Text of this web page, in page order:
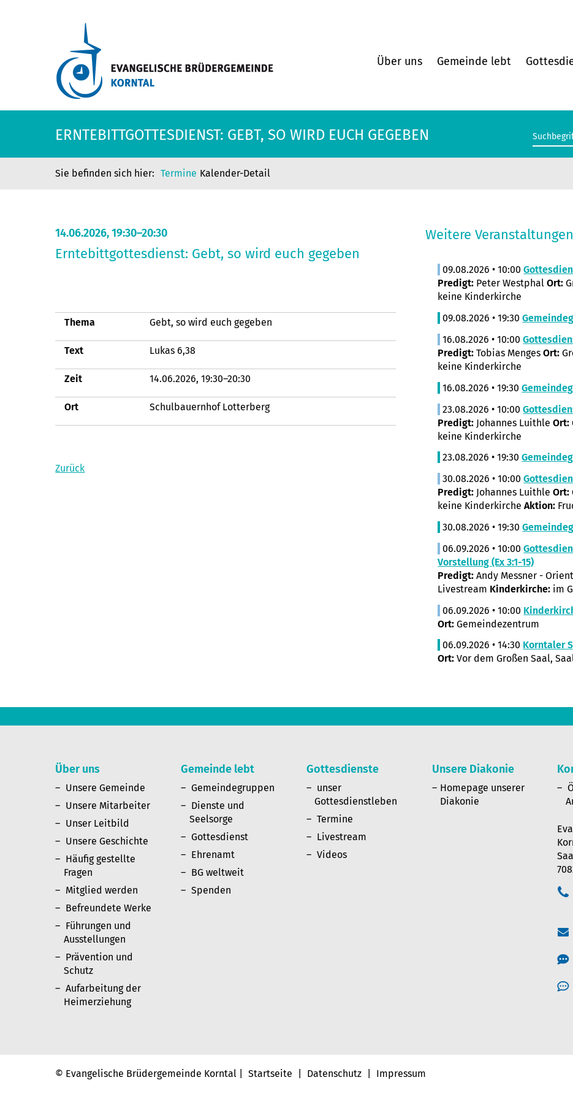
Über uns Gemeinde lebt
ERNTEBITTGOTTESDIENST: GEBT, SO WIRD EUCH GEGEBEN
Termine Kalender-Detail
14.06.2026, 19:30–20:30
Erntebittgottesdienst: Gebt, so wird euch gegeben
Thema Gebt, so wird euch gegeben
Text Lukas 6,38
Zeit 14.06.2026, 19:30–20:30
Ort Schulbauernhof Lotterberg
Zurück
Weitere Veranstaltungen
09.08.2026 • 10:00
Predigt: Peter WestphalOrt:
keine Kinderkirche
09.08.2026 • 19:30
16.08.2026 • 10:00
Predigt: Tobias MengesOrt:
keine Kinderkirche
16.08.2026 • 19:30
23.08.2026 • 10:00
Predigt: Johannes LuithleOrt:
keine Kinderkirche
23.08.2026 • 19:30
30.08.2026 • 10:00
Predigt: Johannes LuithleOrt:
keine KinderkircheAktion:
30.08.2026 • 19:30
06.09.2026 • 10:00
Vorstellung (Ex 3:1-15)
Predigt: Andy Messner -
Livestream Kinderkirche: im
06.09.2026 • 10:00
Ort:Gemeindezentrum
06.09.2026 • 14:30 Korntaler
Ort:Vor dem Großen Saal,
Über uns
Unsere Gemeinde
Unsere Mitarbeiter
Unser Leitbild
Unsere Geschichte
Häufig gestellte
Fragen
Mitglied werden
Befreundete Werke
Führungen und
Ausstellungen
Prävention und
Schutz
Aufarbeitung der
Heimerziehung
Gemeinde lebt
Gemeindegruppen
Dienste und
Seelsorge
Gottesdienst
Ehrenamt
BG weltweit
Spenden
Gottesdienste
unser
Gottesdienstleben
Termine
Livestream
Videos
Unsere Diakonie
Homepage unserer
Diakonie
© Evangelische Brüdergemeinde Korntal | Startseite Datenschutz Impressum